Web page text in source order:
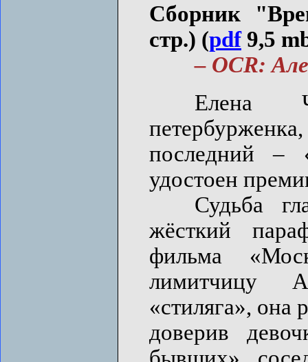
Сборник
стр.) (pdf9,5
– OCR:
Елена
последний
удостоен
Судьба
жёсткий
фильма
лимитчицу
«стиляга», она
доверив